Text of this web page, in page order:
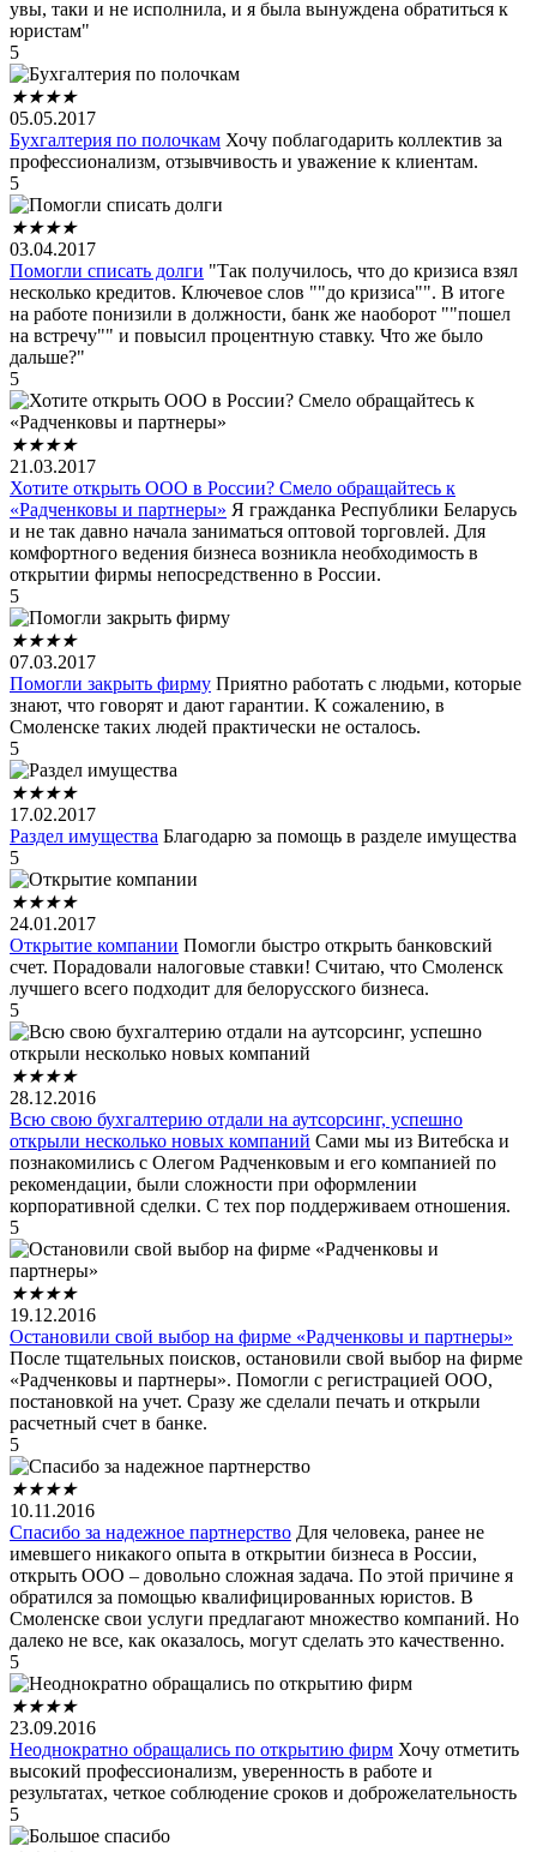
увы, таки и не исполнила, и я была вынуждена обратиться к
юристам"
5
★★★★
05.05.2017
Бухгалтерия по полочкам Хочу поблагодарить коллектив за
профессионализм, отзывчивость и уважение к клиентам.
5
★★★★
03.04.2017
Помогли списать долги "Так получилось, что до кризиса взял
несколько кредитов. Ключевое слов ""до кризиса"". В итоге
на работе понизили в должности, банк же наоборот ""пошел
на встречу"" и повысил процентную ставку. Что же было
дальше?"
5
★★★★
21.03.2017
Хотите открыть ООО в России? Смело обращайтесь к
«Радченковы и партнеры» Я гражданка Республики Беларусь
и не так давно начала заниматься оптовой торговлей. Для
комфортного ведения бизнеса возникла необходимость в
открытии фирмы непосредственно в России.
5
★★★★
07.03.2017
Помогли закрыть фирму Приятно работать с людьми, которые
знают, что говорят и дают гарантии. К сожалению, в
Смоленске таких людей практически не осталось.
5
★★★★
17.02.2017
Раздел имущества Благодарю за помощь в разделе имущества
5
★★★★
24.01.2017
Открытие компании Помогли быстро открыть банковский
счет. Порадовали налоговые ставки! Считаю, что Смоленск
лучшего всего подходит для белорусского бизнеса.
5
★★★★
28.12.2016
Всю свою бухгалтерию отдали на аутсорсинг, успешно
открыли несколько новых компаний Сами мы из Витебска и
познакомились с Олегом Радченковым и его компанией по
рекомендации, были сложности при оформлении
корпоративной сделки. С тех пор поддерживаем отношения.
5
★★★★
19.12.2016
Остановили свой выбор на фирме «Радченковы и партнеры»
После тщательных поисков, остановили свой выбор на фирме
«Радченковы и партнеры». Помогли с регистрацией ООО,
постановкой на учет. Сразу же сделали печать и открыли
расчетный счет в банке.
5
★★★★
10.11.2016
Спасибо за надежное партнерство Для человека, ранее не
имевшего никакого опыта в открытии бизнеса в России,
открыть ООО – довольно сложная задача. По этой причине я
обратился за помощью квалифицированных юристов. В
Смоленске свои услуги предлагают множество компаний. Но
далеко не все, как оказалось, могут сделать это качественно.
5
★★★★
23.09.2016
Неоднократно обращались по открытию фирм Хочу отметить
высокий профессионализм, уверенность в работе и
результатах, четкое соблюдение сроков и доброжелательность
5